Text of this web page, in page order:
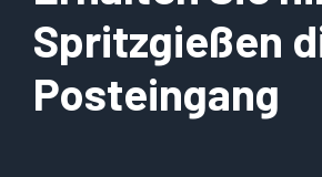
Spritzgießen
Posteingang